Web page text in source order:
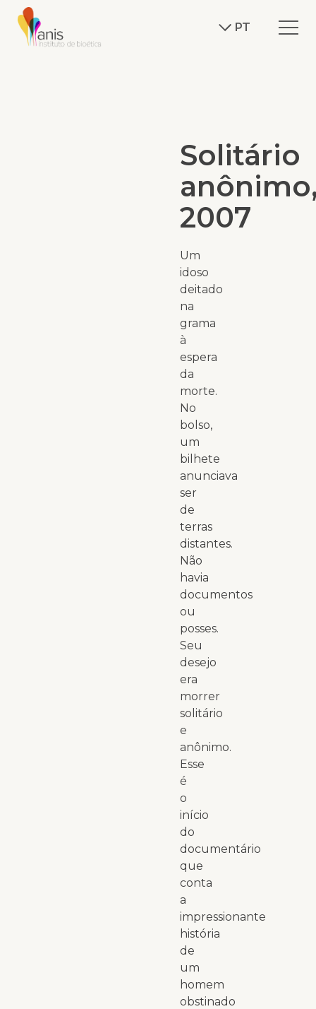
PT
Solitário
2007
Um
idoso
deitado
na
grama
à
espera
da
morte.
No
bolso,
um
bilhete
anunciava
ser
de
terras
distantes.
Não
havia
documentos
ou
posses.
Seu
desejo
era
morrer
solitário
e
anônimo.
Esse
é
o
início
do
documentário
que
conta
a
impressionante
história
de
um
homem
obstinado